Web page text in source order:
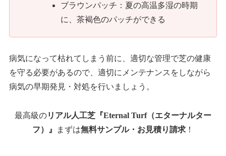
ブラウンパッチ：夏の高温多湿の時期
に、茶褐色のパッチができる
病気になって枯れてしまう前に、適切な管理で芝の健康
を守る必要があるので、適切にメンテナンスをしながら
病気の早期発見・対処を行いましょう。
最高級のリアル人工芝『Eternal Turf（エターナルター
フ）』
まずは無料サンプル・お見積り請求 ！